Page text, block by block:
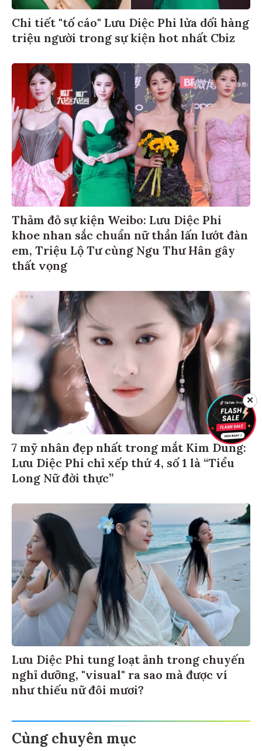
Chi tiết "tố cáo" Lưu Diệc Phi lừa dối hàng
triệu người trong sự kiện hot nhất Cbiz
Thảm đỏ sự kiện Weibo: Lưu Diệc Phi
khoe nhan sắc chuẩn nữ thần lấn lướt đàn
em, Triệu Lộ Tư cùng Ngu Thư Hân gây
thất vọng
7 mỹ nhân đẹp nhất trong mắt Kim Dung:
Lưu Diệc Phi chỉ xếp thứ 4, số 1 là “Tiểu
Long Nữ đời thực”
Lưu Diệc Phi tung loạt ảnh trong chuyến
nghỉ dưỡng, "visual" ra sao mà được ví
như thiếu nữ đôi mươi?
Cùng chuyên mục
✕